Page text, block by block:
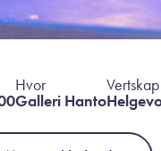
Hvor
Galleri Hanto
Vertskap